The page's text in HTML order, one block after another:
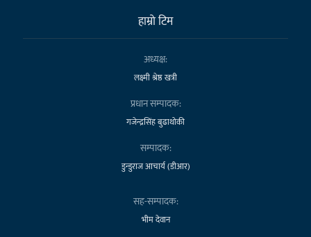
हाम्राे टिम
अध्यक्ष:
लक्ष्मी श्रेष्ठ खत्री
प्रधान सम्पादक:
गजेन्द्रसिंह बुढाथोकी
सम्पादक:
डुन्डुराज आचार्य (डीआर)
सह-सम्पादक:
भीम देवान